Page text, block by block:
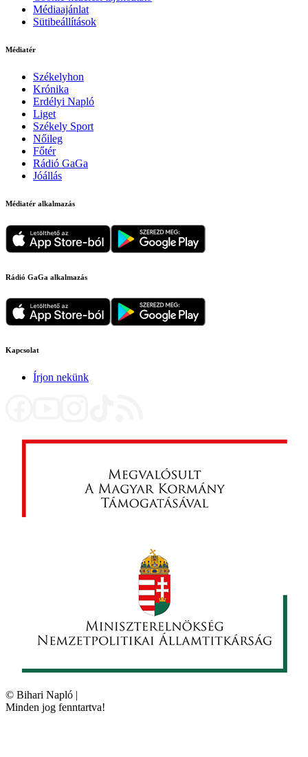
Médiaajánlat
Sütibeállítások
Médiatér
Székelyhon
Krónika
Erdélyi Napló
Liget
Székely Sport
Nőileg
Főtér
Rádió GaGa
Jóállás
Médiatér alkalmazás
Rádió GaGa alkalmazás
Kapcsolat
Írjon nekünk
© Bihari Napló |
Minden jog fenntartva!